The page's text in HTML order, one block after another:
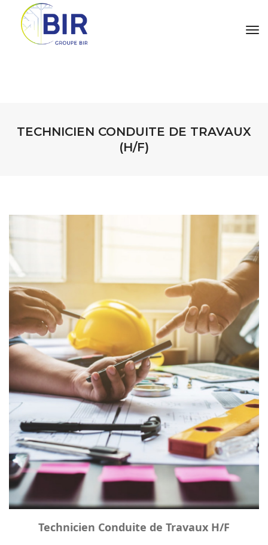
TECHNICIEN CONDUITE DE TRAVAUX
(H/F)
Technicien Conduite de Travaux H/F